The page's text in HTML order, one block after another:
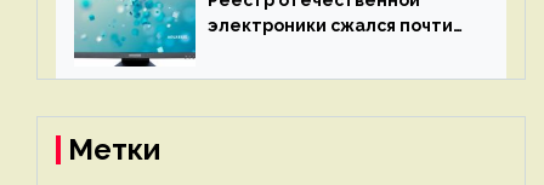
электроники сжался почти
Метки